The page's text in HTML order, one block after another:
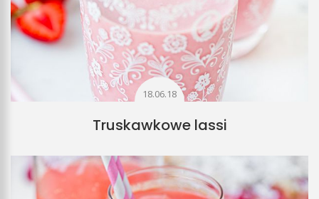
18.06.18
Truskawkowe lassi